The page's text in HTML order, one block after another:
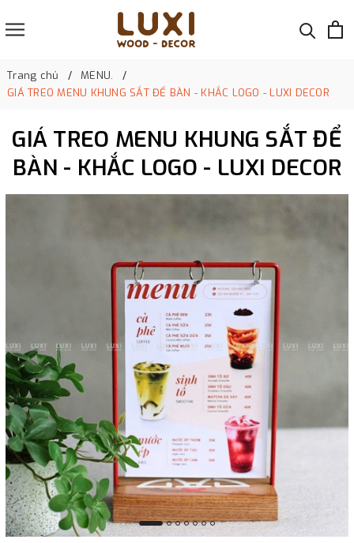
Trang chủ
MENU.
GIÁ TREO MENU KHUNG SẮT ĐỂ BÀN - KHẮC LOGO - LUXI DECOR
GIÁ TREO MENU KHUNG SẮT ĐỂ
BÀN - KHẮC LOGO - LUXI DECOR